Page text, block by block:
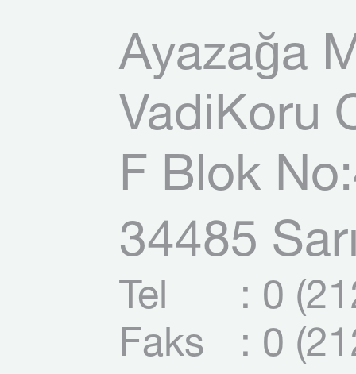
Ayazağa
VadiKoru
F Blok
34485
Tel
: 0
Faks
: 0